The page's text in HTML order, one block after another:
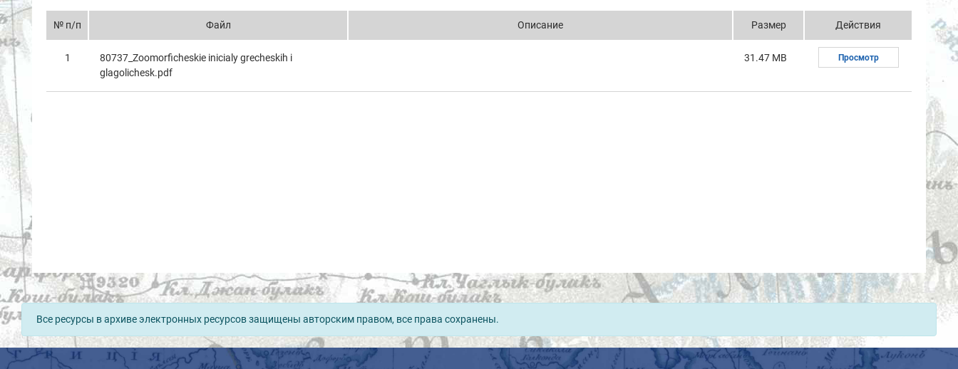
№ п/п Файл Описание Размер Действия
1
80737_Zoomorficheskie inicialy grecheskih i
glagolichesk.pdf
31.47 MB Просмотр
Все ресурсы в архиве электронных ресурсов защищены авторским правом, все права сохранены.